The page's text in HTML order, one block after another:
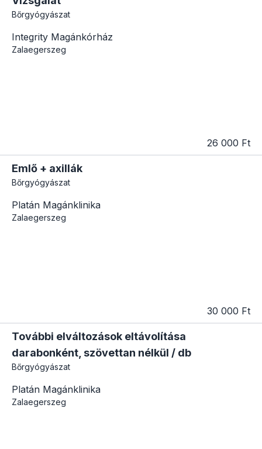
Bőrgyógyászat
Integrity Magánkórház
Zalaegerszeg
26 000 Ft
Emlő + axillák
Bőrgyógyászat
Platán Magánklinika
Zalaegerszeg
30 000 Ft
További elváltozások eltávolítása
darabonként, szövettan nélkül / db
Bőrgyógyászat
Platán Magánklinika
Zalaegerszeg